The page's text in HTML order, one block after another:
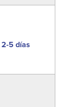
2-5 días